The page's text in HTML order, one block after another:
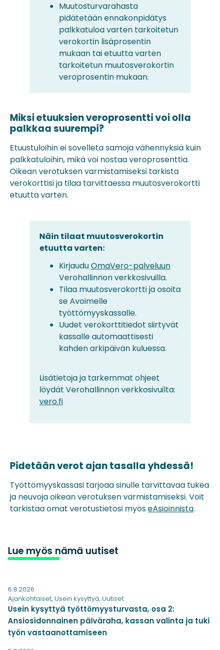
Lue myös nämä uutiset
6.8.2026
Ajankohtaiset, Usein kysyttyä, Uutiset
Usein kysyttyä työttömyysturvasta, osa 2:
Ansiosidonnainen päiväraha, kassan valinta ja tuki
työn vastaanottamiseen
Muutosturvarahasta
pidätetään ennakonpidätys
palkkatuloa varten tarkoitetun
verokortin lisäprosentin
mukaan tai etuutta varten
tarkoitetun muutosverokortin
veroprosentin mukaan.
Miksi etuuksien veroprosentti voi olla
palkkaa suurempi?
Etuustuloihin ei sovelleta samoja vähennyksiä kuin
palkkatuloihin, mikä voi nostaa veroprosenttia.
Oikean verotuksen varmistamiseksi tarkista
verokorttisi ja tilaa tarvittaessa muutosverokortti
etuutta varten.
Näin tilaat muutosverokortin
etuutta varten:
KirjauduOmaVero-palveluun
Verohallinnon verkkosivuilla.
Tilaa muutosverokortti ja osoita
se Avoimelle
työttömyyskassalle.
Uudet verokorttitiedot siirtyvät
kassalle automaattisesti
kahden arkipäivän kuluessa.
Lisätietoja ja tarkemmat ohjeet
löydät Verohallinnon verkkosivuilta:
vero.fi
Pidetään verot ajan tasalla yhdessä!
Työttömyyskassasi tarjoaa sinulle tarvittavaa tukea
ja neuvoja oikean verotuksen varmistamiseksi. Voit
tarkistaa omat verotustietosi myöseAsioinnista.